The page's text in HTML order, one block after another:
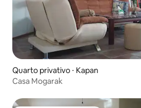
Quarto privativo ⋅ Kapan
Casa Mogarak